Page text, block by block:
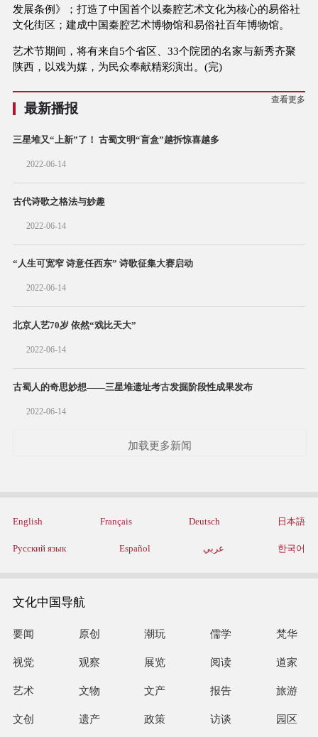
发展条例》；打造了中国首个以秦腔艺术文化为核心的易俗社
文化街区；建成中国秦腔艺术博物馆和易俗社百年博物馆。
艺术节期间，将有来自5个省区、33个院团的名家与新秀齐聚
陕西，以戏为媒，为民众奉献精彩演出。(完)
最新播报
查看更多
三星堆又“上新”了！ 古蜀文明“盲盒”越拆惊喜越多
2022-06-14
古代诗歌之格法与妙趣
2022-06-14
“人生可宽窄 诗意任西东” 诗歌征集大赛启动
2022-06-14
北京人艺70岁 依然“戏比天大”
2022-06-14
古蜀人的奇思妙想——三星堆遗址考古发掘阶段性成果发布
2022-06-14
加载更多新闻
English Français Deutsch 日本語
Русский язык Español عربي 한국어
文化中国导航
要闻 原创 潮玩 儒学 梵华
视觉 观察 展览 阅读 道家
艺术 文物 文产 报告 旅游
文创 遗产 政策 访谈 园区